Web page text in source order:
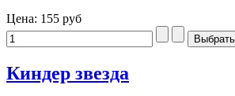
Цена: 155 руб
Киндер звезда